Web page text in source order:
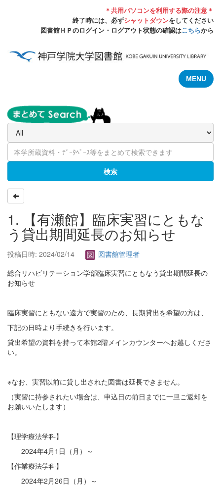
＊共用パソコンを利用する際の注意＊
終了時には、必ずシャットダウンをしてください
図書館ＨＰのログイン・ログアウト状態の確認はこちらから
MENU
検索
1. 【有瀬館】臨床実習にともな
う貸出期間延長のお知らせ
投稿日時: 2024/02/14
図書館管理者
総合リハビリテーション学部臨床実習にともなう貸出期間延長の
お知らせ
臨床実習にともない遠方で実習のため、長期貸出を希望の方は、
下記の日時より手続きを行います。
貸出希望の資料を持って本館2階メインカウンターへお越しくださ
い。
※なお、実習以前に貸し出された図書は延長できません。
（実習に持参されたい場合は、申込日の前日までに一旦ご返却を
お願いいたします）
【理学療法学科】
2024年4月1日（月）～
【作業療法学科】
2024年2月26日（月）～